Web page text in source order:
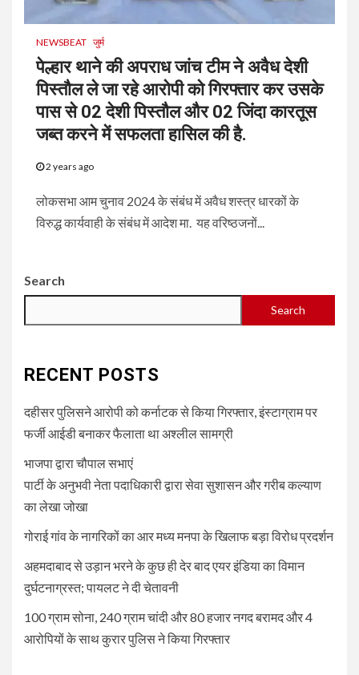
NEWSBEAT जुर्म
पेल्हार थाने की अपराध जांच टीम ने अवैध देशी
पिस्तौल ले जा रहे आरोपी को गिरफ्तार कर उसके
पास से 02 देशी पिस्तौल और 02 जिंदा कारतूस
जब्त करने में सफलता हासिल की है.
2 years ago
लोकसभा आम चुनाव 2024 के संबंध में अवैध शस्त्र धारकों के
विरुद्ध कार्यवाही के संबंध में आदेश मा. यह वरिष्ठजनों...
Search
Search
RECENT POSTS
दहीसर पुलिसने आरोपी को कर्नाटक से किया गिरफ्तार, इंस्टाग्राम पर
फर्जी आईडी बनाकर फैलाता था अश्लील सामग्री
भाजपा द्वारा चौपाल सभाएं
पार्टी के अनुभवी नेता पदाधिकारी द्वारा सेवा सुशासन और गरीब कल्याण
का लेखा जोखा
गोराई गांव के नागरिकों का आर मध्य मनपा के खिलाफ बड़ा विरोध प्रदर्शन
अहमदाबाद से उड़ान भरने के कुछ ही देर बाद एयर इंडिया का विमान
दुर्घटनाग्रस्त; पायलट ने दी चेतावनी
100 ग्राम सोना, 240 ग्राम चांदी और 80 हजार नगद बरामद और 4
आरोपियों के साथ कुरार पुलिस ने किया गिरफ्तार